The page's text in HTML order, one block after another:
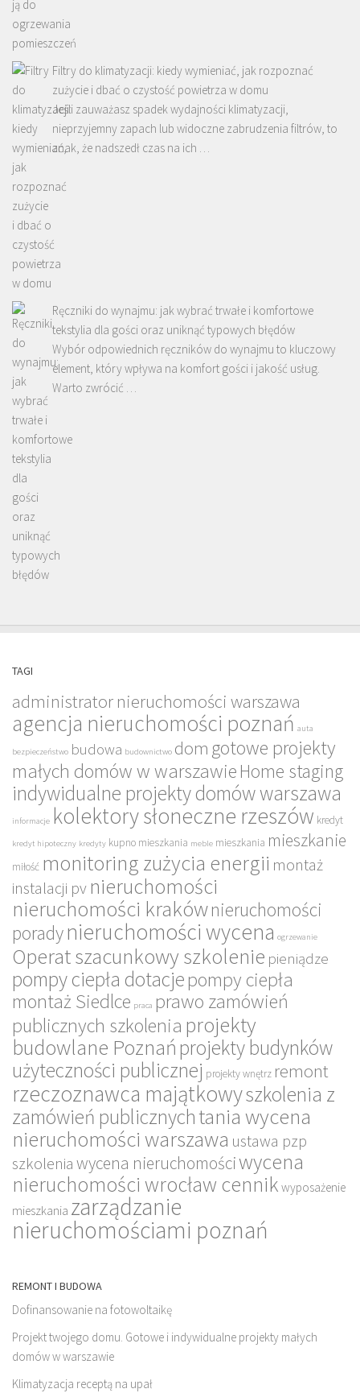
Filtry do klimatyzacji: kiedy wymieniać, jak rozpoznać
zużycie i dbać o czystość powietrza w domu
Jeśli zauważasz spadek wydajności klimatyzacji,
nieprzyjemny zapach lub widoczne zabrudzenia filtrów, to
znak, że nadszedł czas na ich …
Ręczniki do wynajmu: jak wybrać trwałe i komfortowe
tekstylia dla gości oraz uniknąć typowych błędów
Wybór odpowiednich ręczników do wynajmu to kluczowy
element, który wpływa na komfort gości i jakość usług.
Warto zwrócić …
TAGI
administrator nieruchomości warszawa
agencja nieruchomości poznań auta
bezpieczeństwo budowa budownictwo dom gotowe projekty
małych domów w warszawie Home staging
indywidualne projekty domów warszawa
informacje kolektory słoneczne rzeszów kredyt
kredyt hipoteczny kredyty kupno mieszkania meble mieszkania mieszkanie
miłość monitoring zużycia energii montaż
instalacji pv nieruchomości
nieruchomości krakównieruchomości
poradynieruchomości wycena ogrzewanie
Operat szacunkowy szkolenie pieniądze
pompy ciepła dotacjepompy ciepła
montaż Siedlce praca prawo zamówień
publicznych szkolenia projekty
budowlane Poznańprojekty budynków
użyteczności publicznej projekty wnętrz remont
rzeczoznawca majątkowyszkolenia z
zamówień publicznychtania wycena
nieruchomości warszawa ustawa pzp
szkolenia wycena nieruchomościwycena
nieruchomości wrocław cennik wyposażenie
mieszkania zarządzanie
nieruchomościami poznań
REMONT I BUDOWA
Dofinansowanie na fotowoltaikę
Projekt twojego domu. Gotowe i indywidualne projekty małych
domów w warszawie
Klimatyzacja receptą na upał